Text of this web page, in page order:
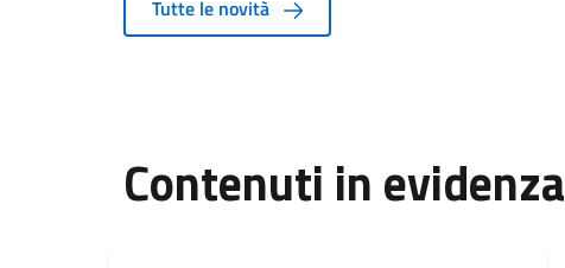
Tutte le novità
Contenuti in evidenza